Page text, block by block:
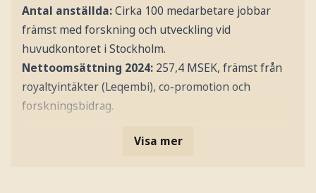
Antal anställda:Cirka 100 medarbetare jobbar
främst med forskning och utveckling vid
huvudkontoret i Stockholm.
Nettoomsättning 2024: 257,4 MSEK, främst från
royaltyintäkter (Leqembi), co-promotion och
forskningsbidrag.
Visa mer